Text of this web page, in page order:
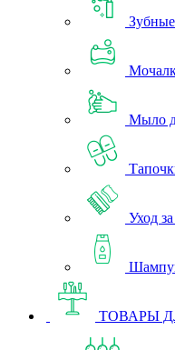
Мыло
Уход
ТОВАРЫ